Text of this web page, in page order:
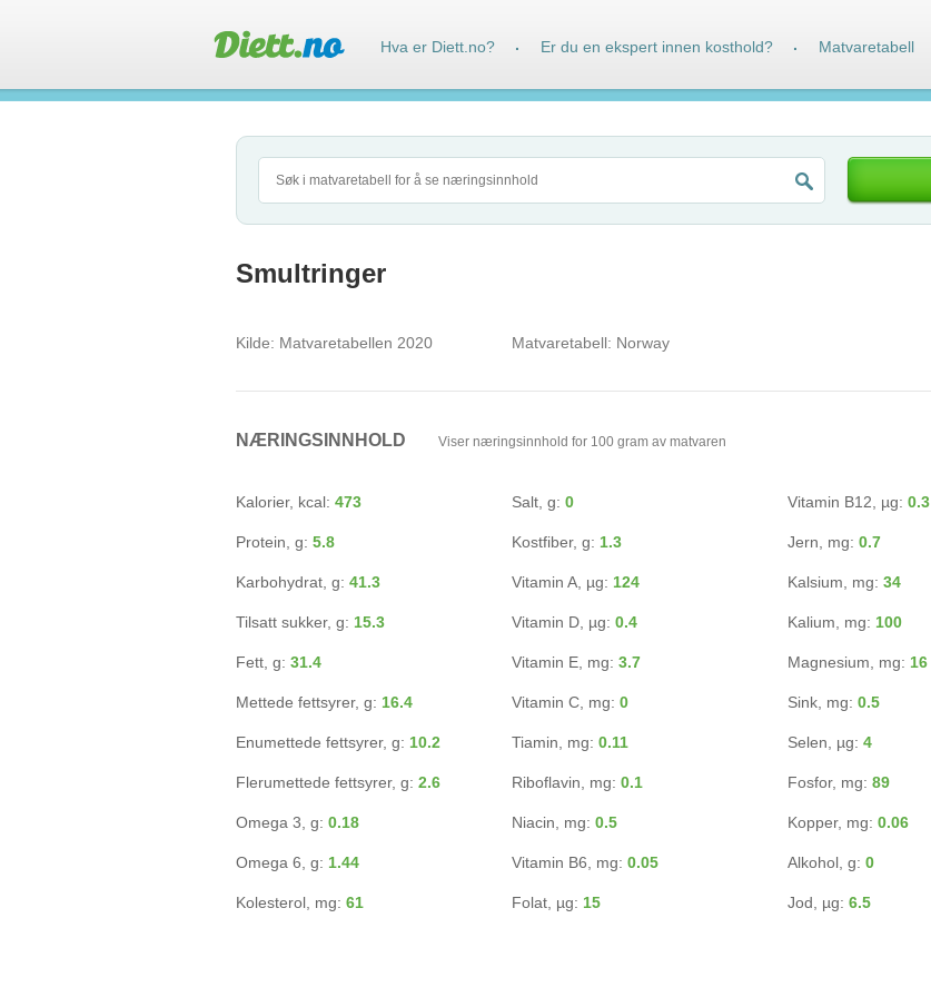
Smultringer
Kilde: Matvaretabellen 2020 Matvaretabell: Norway
NÆRINGSINNHOLD Viser næringsinnhold for 100 gram av matvaren
Kalorier, kcal: 473
Protein, g: 5.8
Karbohydrat, g: 41.3
Tilsatt sukker, g: 15.3
Fett, g: 31.4
Mettede fettsyrer, g: 16.4
Enumettede fettsyrer, g: 10.2
Flerumettede fettsyrer, g: 2.6
Omega 3, g: 0.18
Omega 6, g: 1.44
Kolesterol, mg: 61
Salt, g: 0
Kostfiber, g: 1.3
Vitamin A, µg: 124
Vitamin D, µg: 0.4
Vitamin E, mg: 3.7
Vitamin C, mg: 0
Tiamin, mg: 0.11
Riboflavin, mg: 0.1
Niacin, mg: 0.5
Vitamin B6, mg: 0.05
Folat, µg: 15
Vitamin B12, µg: 0.3
Jern, mg: 0.7
Kalsium, mg: 34
Kalium, mg: 100
Magnesium, mg: 16
Sink, mg: 0.5
Selen, µg: 4
Fosfor, mg: 89
Kopper, mg: 0.06
Alkohol, g: 0
Jod, µg: 6.5
Hva er Diett.no? · Er du en ekspert innen kosthold? · Matvaretabell